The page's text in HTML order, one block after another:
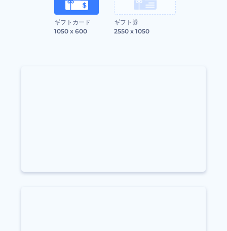
ギフトカード
1050 x 600
ギフト券
2550 x 1050